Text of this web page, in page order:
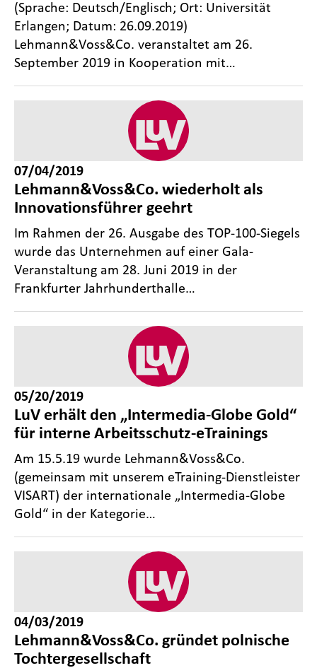
(Sprache: Deutsch/Englisch; Ort: Universität
Erlangen; Datum: 26.09.2019)
Lehmann&Voss&Co. veranstaltet am 26.
September 2019 in Kooperation mit…
07/04/2019
Lehmann&Voss&Co. wiederholt als
Innovationsführer geehrt
Im Rahmen der 26. Ausgabe des TOP-100-Siegels
wurde das Unternehmen auf einer Gala-
Veranstaltung am 28. Juni 2019 in der
Frankfurter Jahrhunderthalle…
05/20/2019
LuV erhält den „Intermedia-Globe Gold“
für interne Arbeitsschutz-eTrainings
Am 15.5.19 wurde Lehmann&Voss&Co.
(gemeinsam mit unserem eTraining-Dienstleister
VISART) der internationale „Intermedia-Globe
Gold“ in der Kategorie…
04/03/2019
Lehmann&Voss&Co. gründet polnische
Tochtergesellschaft